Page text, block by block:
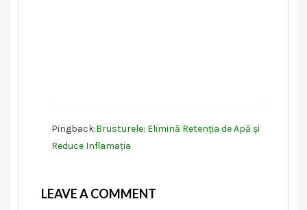
Pingback:Brusturele: Elimină Retenția de Apă și
Reduce Inflamația
LEAVE A COMMENT